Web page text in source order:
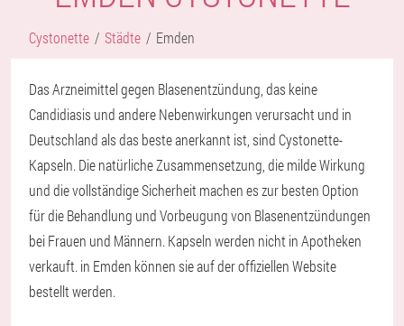
Cystonette Städte Emden
Das Arzneimittel gegen Blasenentzündung, das keine
Candidiasis und andere Nebenwirkungen verursacht und in
Deutschland als das beste anerkannt ist, sind Cystonette-
Kapseln. Die natürliche Zusammensetzung, die milde Wirkung
und die vollständige Sicherheit machen es zur besten Option
für die Behandlung und Vorbeugung von Blasenentzündungen
bei Frauen und Männern. Kapseln werden nicht in Apotheken
verkauft. in Emden können sie auf der offiziellen Website
bestellt werden.